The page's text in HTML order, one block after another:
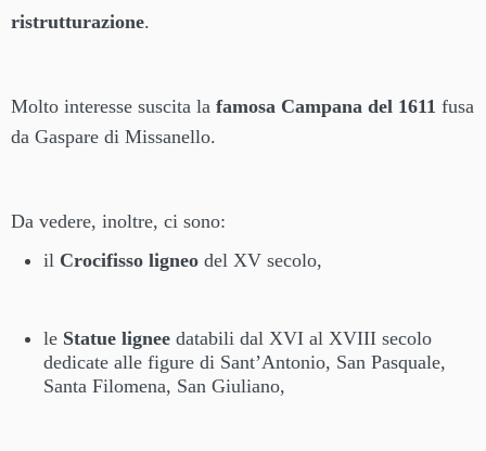
ristrutturazione.
Molto interesse suscita la famosa Campana del 1611 fusa
da Gaspare di Missanello.
Da vedere, inoltre, ci sono:
il Crocifisso ligneo del XV secolo,
le Statue lignee databili dal XVI al XVIII secolo
dedicate alle figure di Sant’Antonio, San Pasquale,
Santa Filomena, San Giuliano,